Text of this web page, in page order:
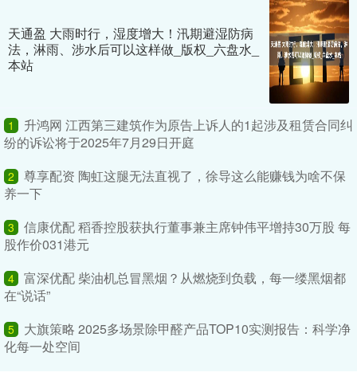
天通盈 大雨时行，湿度增大！汛期避湿防病
法，淋雨、涉水后可以这样做_版权_六盘水_
本站
1
升鸿网 江西第三建筑作为原告上诉人的1起涉及租赁合同纠
纷的诉讼将于2025年7月29日开庭
2
尊享配资 陶虹这腿无法直视了，徐导这么能赚钱为啥不保
养一下
3
信康优配 稻香控股获执行董事兼主席钟伟平增持30万股 每
股作价031港元
4 富深优配 柴油机总冒黑烟？从燃烧到负载，每一缕黑烟都
在“说话”
5
大旗策略 2025多场景除甲醛产品TOP10实测报告：科学净
化每一处空间